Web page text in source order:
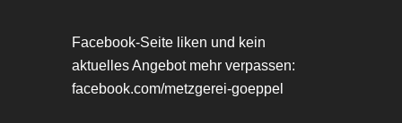
Facebook-Seite liken und kein
aktuelles Angebot mehr verpassen:
facebook.com/metzgerei-goeppel